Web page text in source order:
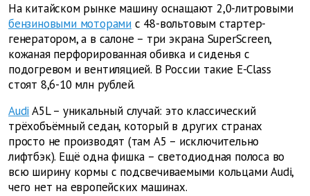
На китайском рынке машину оснащают 2,0-литровыми
бензиновыми моторами с 48-вольтовым стартер-
генератором, а в салоне – три экрана SuperScreen,
кожаная перфорированная обивка и сиденья с
подогревом и вентиляцией. В России такие E-Class
стоят 8,6-10 млн рублей.
AudiA5L – уникальный случай: это классический
трёхобъёмный седан, который в других странах
просто не производят (там A5 – исключительно
лифтбэк). Ещё одна фишка – светодиодная полоса во
всю ширину кормы с подсвечиваемыми кольцами Audi,
чего нет на европейских машинах.